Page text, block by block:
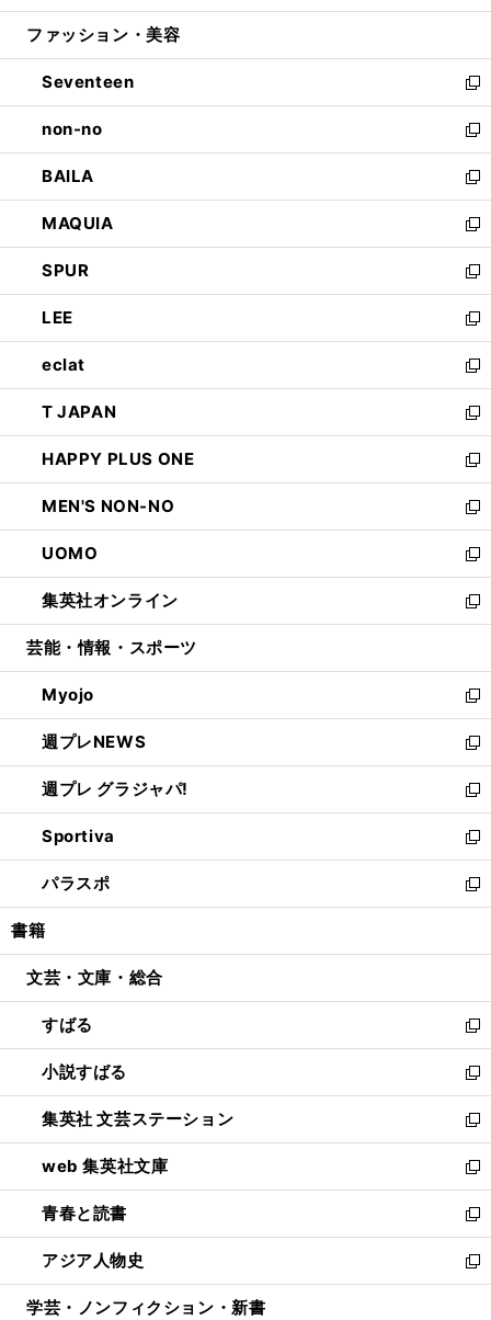
開
ウ
開
く
ン
ウ
で
開
く
ウ
ン
ド
ウ
で
開
く
ファッション・美容
Seventeen
新
し
い
ウ
ィ
ン
ド
ウ
で
開
く
non-no
新
し
い
ウ
ィ
ン
ド
ウ
で
開
く
BAILA
新
し
い
ウ
ィ
ン
ド
ウ
で
開
く
MAQUIA
新
し
い
ウ
ィ
ン
ド
ウ
で
開
く
SPUR
新
し
い
ウ
ィ
ン
ド
ウ
で
開
く
LEE
新
し
い
ウ
ィ
ン
ド
ウ
で
開
く
eclat
新
し
い
ウ
ィ
ン
ド
ウ
で
開
く
T JAPAN
新
し
い
ウ
ィ
ン
ド
ウ
で
開
HAPPY PLUS ONE
新
し
い
ウ
ィ
ン
ド
ウ
開
く
MEN'S NON-NO
新
し
い
ウ
ィ
ン
ウ
で
開
く
UOMO
新
し
い
ウ
ン
ド
ウ
で
開
く
集英社オンライン
新
し
ウ
ィ
ン
ド
ウ
で
開
く
芸能・情報・スポーツ
Myojo
新
し
い
ウ
ィ
ン
ド
ウ
で
開
週プレNEWS
新
し
い
ウ
ィ
ン
ド
ウ
開
週プレ グラジャパ!
新
し
い
ウ
ィ
ン
ウ
開
く
Sportiva
新
し
い
ウ
ン
ウ
で
開
く
パラスポ
新
し
ウ
ン
ド
ウ
で
開
く
書籍
文芸・文庫・総合
すばる
新
し
い
ウ
ィ
ン
ド
ウ
で
開
く
小説すばる
新
し
い
ウ
ィ
ン
ド
ウ
で
開
集英社 文芸ステーション
新
し
い
ウ
ィ
ン
ド
ウ
web 集英社文庫
新
し
い
ウ
ィ
ン
青春と読書
新
し
い
ウ
アジア人物史
新
し
学芸・ノンフィクション・新書